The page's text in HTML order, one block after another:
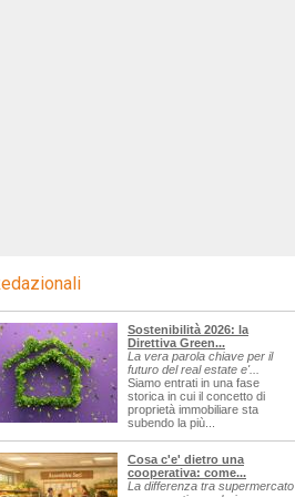
Sostenibilità 2026: la
Direttiva Green...
La vera parola chiave per il
futuro del real estate e'...
Siamo entrati in una fase
storica in cui il concetto di
proprietà immobiliare sta
subendo la più...
Cosa c'e' dietro una
cooperativa: come...
La differenza tra supermercato